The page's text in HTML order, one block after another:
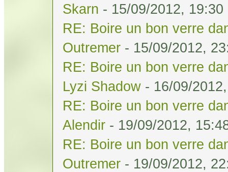
Skarn - 15/09/2012, 19:30
RE: Boire un bon verre
Outremer - 15/09/2012,
RE: Boire un bon verre
Lyzi Shadow - 16/09/
RE: Boire un bon verre
Alendir - 19/09/2012,
RE: Boire un bon verre
Outremer - 19/09/2012,